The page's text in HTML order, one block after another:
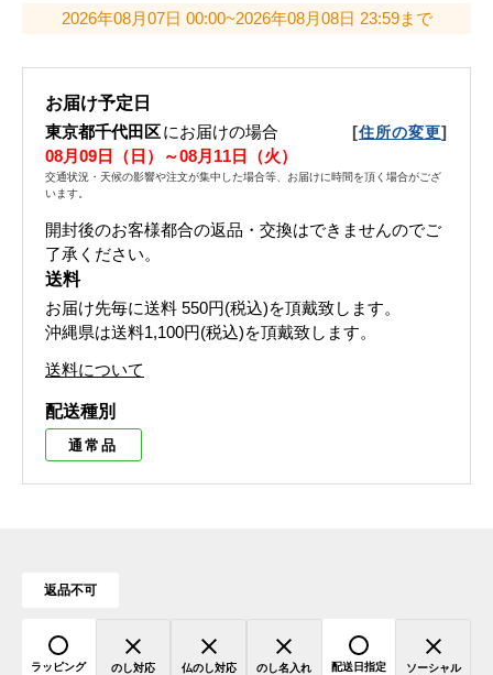
2026年08月07日 00:00~2026年08月08日 23:59まで
お届け予定日
東京都千代田区にお届けの場合 [住所の変更]
08月09日（日）～08月11日（火）
交通状況・天候の影響や注文が集中した場合等、お届けに時間を頂く場合がござ
います。
開封後のお客様都合の返品・交換はできませんのでご
了承ください。
送料
お届け先毎に送料 550円(税込)を頂戴致します。
沖縄県は送料1,100円(税込)を頂戴致します。
送料について
配送種別
通常品
返品不可
ラッピング のし対応 仏のし対応 のし名入れ 配送日指定
ソーシャル